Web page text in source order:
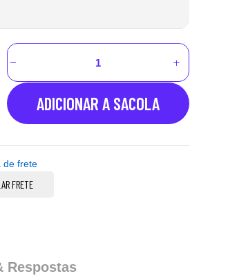
ADICIONAR A SACOLA
de frete
FRETE
Respostas